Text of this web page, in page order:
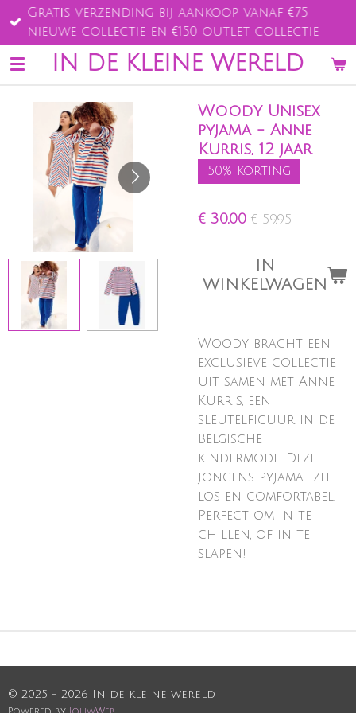
Ga
direct
naar
de
IN DE KLEINE WERELD
Gratis verzending bij aankoop vanaf €75
nieuwe collectie en €150 outlet collectie
Woody Unisex
pyjama - Anne
Kurris, 12 jaar
50% korting
€ 30,00 € 59,95
IN
WINKELWAGEN
Woody bracht een
exclusieve collectie
uit samen met Anne
Kurris, een
sleutelfiguur in de
Belgische
kindermode. Deze
jongens pyjama zit
los en comfortabel.
Perfect om in te
chillen, of in te
slapen!
© 2025 - 2026 In de kleine wereld